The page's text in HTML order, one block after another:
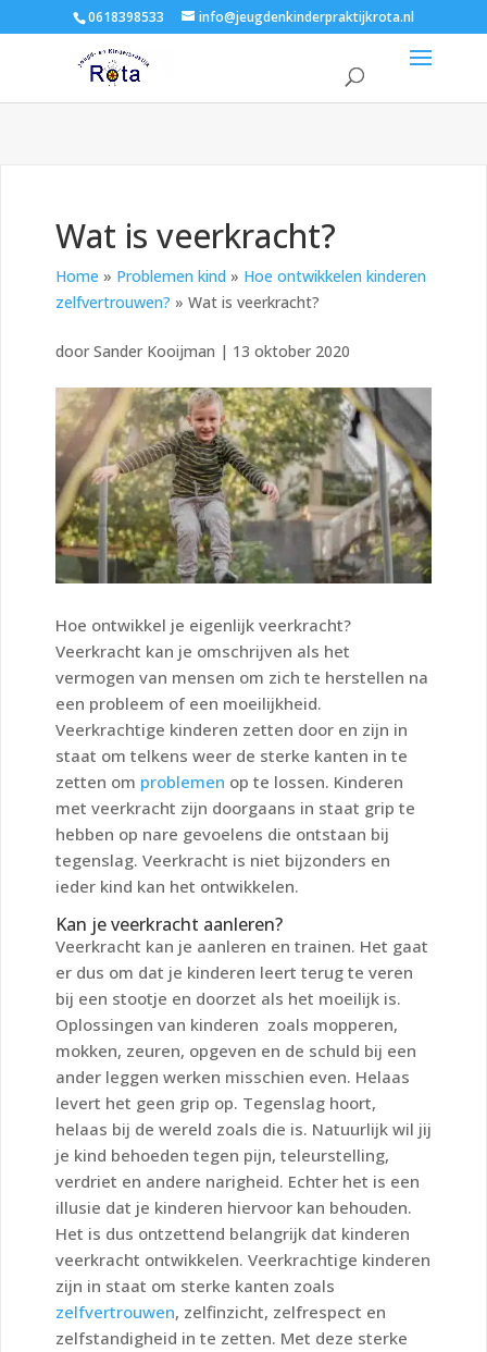
0618398533 info@jeugdenkinderpraktijkrota.nl
Wat is veerkracht?
Home » Problemen kind » Hoe ontwikkelen kinderen
zelfvertrouwen? » Wat is veerkracht?
door Sander Kooijman | 13 oktober 2020
Hoe ontwikkel je eigenlijk veerkracht?
Veerkracht kan je omschrijven als het
vermogen van mensen om zich te herstellen na
een probleem of een moeilijkheid.
Veerkrachtige kinderen zetten door en zijn in
staat om telkens weer de sterke kanten in te
zetten om problemen op te lossen. Kinderen
met veerkracht zijn doorgaans in staat grip te
hebben op nare gevoelens die ontstaan bij
tegenslag. Veerkracht is niet bijzonders en
ieder kind kan het ontwikkelen.
Kan je veerkracht aanleren?
Veerkracht kan je aanleren en trainen. Het gaat
er dus om dat je kinderen leert terug te veren
bij een stootje en doorzet als het moeilijk is.
Oplossingen van kinderen zoals mopperen,
mokken, zeuren, opgeven en de schuld bij een
ander leggen werken misschien even. Helaas
levert het geen grip op. Tegenslag hoort,
helaas bij de wereld zoals die is. Natuurlijk wil jij
je kind behoeden tegen pijn, teleurstelling,
verdriet en andere narigheid. Echter het is een
illusie dat je kinderen hiervoor kan behouden.
Het is dus ontzettend belangrijk dat kinderen
veerkracht ontwikkelen. Veerkrachtige kinderen
zijn in staat om sterke kanten zoals
zelfvertrouwen, zelfinzicht, zelfrespect en
zelfstandigheid in te zetten. Met deze sterke